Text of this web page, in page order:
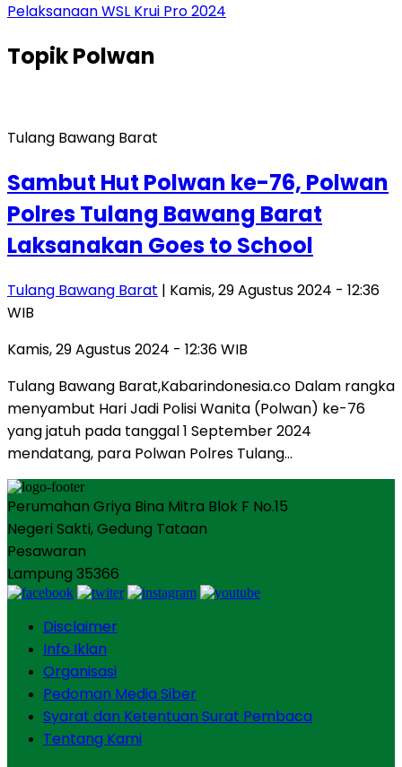
Pelaksanaan WSL Krui Pro 2024
TopikPolwan
Tulang Bawang Barat
Sambut Hut Polwan ke-76, Polwan
Polres Tulang Bawang Barat
Laksanakan Goes to School
Tulang Bawang Barat | Kamis, 29 Agustus 2024 - 12:36
WIB
Kamis, 29 Agustus 2024 - 12:36 WIB
Tulang Bawang Barat,Kabarindonesia.co Dalam rangka
menyambut Hari Jadi Polisi Wanita (Polwan) ke-76
yang jatuh pada tanggal 1 September 2024
mendatang, para Polwan Polres Tulang…
Perumahan Griya Bina Mitra Blok F No.15
Negeri Sakti, Gedung Tataan
Pesawaran
Lampung 35366
Disclaimer
Info Iklan
Organisasi
Pedoman Media Siber
Syarat dan Ketentuan Surat Pembaca
Tentang Kami